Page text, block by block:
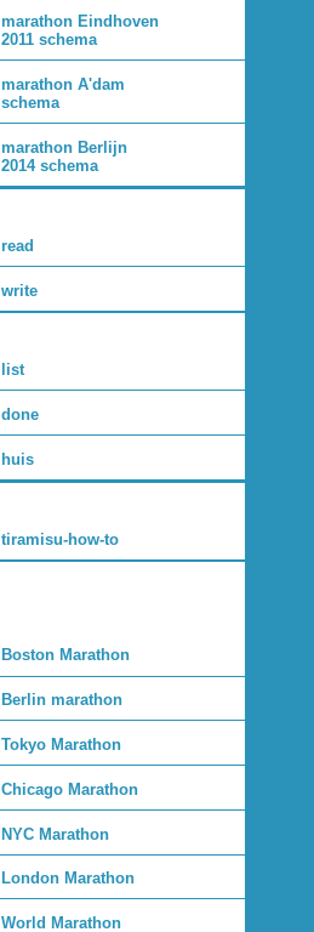
marathon Eindhoven
2011 schema
marathon A'dam
schema
marathon Berlijn
2014 schema
read
write
list
done
huis
tiramisu-how-to
Boston Marathon
Berlin marathon
Tokyo Marathon
Chicago Marathon
NYC Marathon
London Marathon
World Marathon